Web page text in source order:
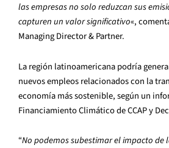
las empresas no solo reduzcan sus
capturen un valor significativo«,
Managing Director & Partner.
La región latinoamericana podría
nuevos empleos relacionados con la
economía más sostenible, según un
Financiamiento Climático de CCAP y
“No podemos subestimar el impacto de